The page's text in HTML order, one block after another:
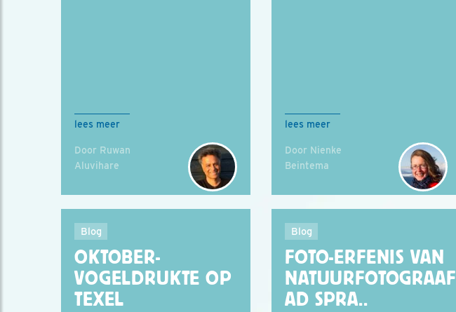
lees meer
Door Ruwan
Aluvihare
lees meer
Door Nienke
Beintema
Blog
OKTOBER-
VOGELDRUKTE OP
TEXEL
Blog
FOTO-ERFENIS VAN
NATUURFOTOGRAAF
AD SPRA..